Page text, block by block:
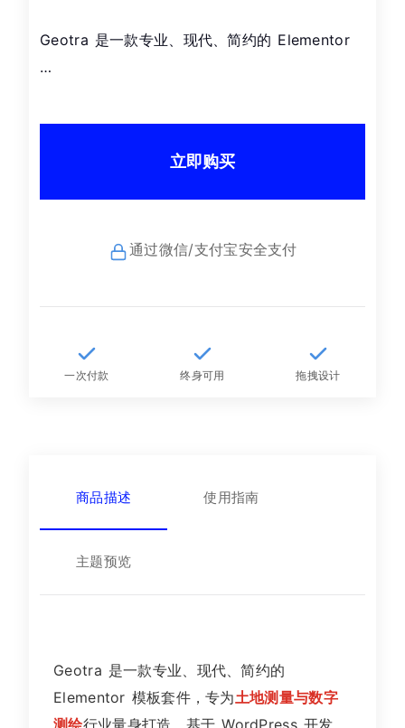
Geotra 是一款专业、现代、简约的 Elementor
…
立即购买
通过微信/支付宝安全支付
一次付款 终身可用 拖拽设计
商品描述 使用指南
主题预览
Geotra 是一款专业、现代、简约的
Elementor 模板套件，专为土地测量与数字
测绘行业量身打造。基于 WordPress 开发，